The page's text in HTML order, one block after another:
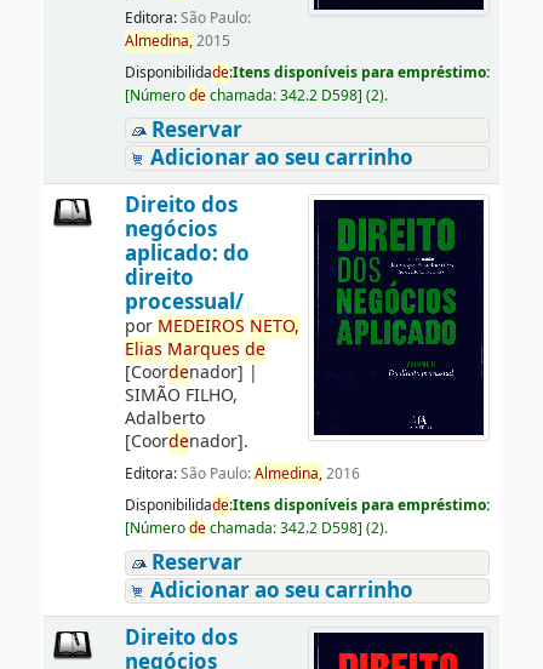
Editora:São Paulo:
Almedina,2015
Disponibilidade:Itens disponíveis para empréstimo:
[Númerodechamada:342.2 D598] (2).
Reservar
Adicionar ao seu carrinho
Direito dos
negócios
aplicado: do
direito
processual/
por MEDEIROS NETO,
Elias Marques de
[Coordenador] |
SIMÃO FILHO,
Adalberto
[Coordenador].
Editora:São Paulo:Almedina,2016
Disponibilidade:Itens disponíveis para empréstimo:
[Númerodechamada:342.2 D598] (2).
Reservar
Adicionar ao seu carrinho
Direito dos
negócios